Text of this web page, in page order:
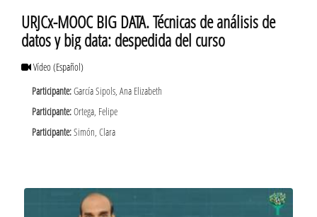
URJCx-MOOC BIG DATA. Técnicas de análisis de
datos y big data: despedida del curso
Vídeo(Español)
Participante:García Sipols, Ana Elizabeth
Participante:Ortega, Felipe
Participante:Simón, Clara